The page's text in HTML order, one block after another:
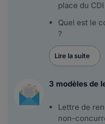
place du
Quel est le
?
Lire la suite
3 modèles de
Lettre de
non-